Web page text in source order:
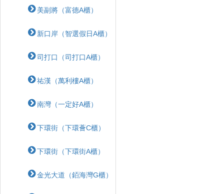
美副將（富德A櫃）
新口岸（智選假日A櫃）
司打口（司打口A櫃）
祐漢（萬利樓A櫃）
南灣（一定好A櫃）
下環街（下環薈C櫃）
下環街（下環街A櫃）
金光大道（銆海灣G櫃）